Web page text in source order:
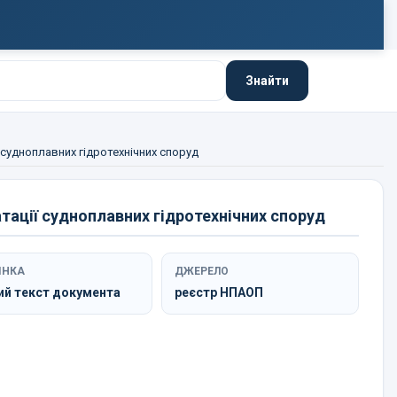
Знайти
гідротехнічних споруд
судноплавних гідротехнічних споруд
текст документа
ДЖЕРЕЛО
реєстр НПАОП